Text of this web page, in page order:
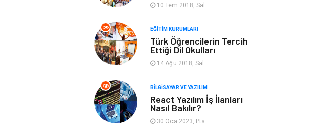
Endüstriyel
Ürünler
Ambalaj
Elektronik
ev dekorasyon Hediyelik Eşya
10 Tem 2018, Sal
EĞITIM KURUMLARI
Türk Öğrencilerin Tercih
Ettiği Dil Okulları
14 Ağu 2018, Sal
BILGISAYAR VE YAZILIM
React Yazılım İş İlanları
Nasıl Bakılır?
30 Oca 2023, Pts